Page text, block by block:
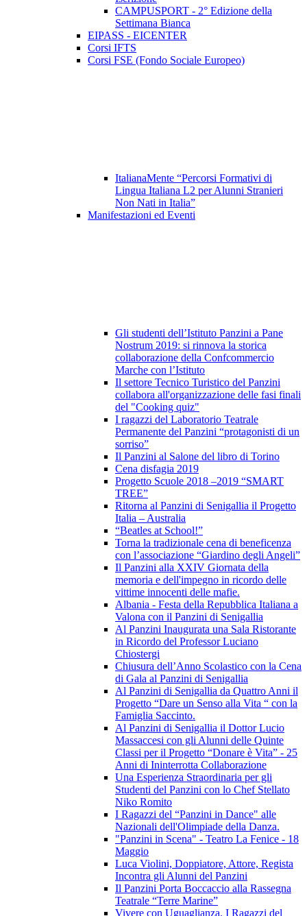
CAMPUSPORT - 2° Edizione della
Settimana Bianca
EIPASS - EICENTER
Corsi IFTS
Corsi FSE (Fondo Sociale Europeo)
ItalianaMente “Percorsi Formativi di
Lingua Italiana L2 per Alunni Stranieri
Non Nati in Italia”
Manifestazioni ed Eventi
Gli studenti dell’Istituto Panzini a Pane
Nostrum 2019: si rinnova la storica
collaborazione della Confcommercio
Marche con l’Istituto
Il settore Tecnico Turistico del Panzini
collabora all'organizzazione delle fasi finali
del "Cooking quiz"
I ragazzi del Laboratorio Teatrale
Permanente del Panzini “protagonisti di un
sorriso”
Il Panzini al Salone del libro di Torino
Cena disfagia 2019
Progetto Scuole 2018 –2019 “SMART
TREE”
Ritorna al Panzini di Senigallia il Progetto
Italia – Australia
“Beatles at School!”
Torna la tradizionale cena di beneficenza
con l’associazione “Giardino degli Angeli”
Il Panzini alla XXIV Giornata della
memoria e dell'impegno in ricordo delle
vittime innocenti delle mafie.
Albania - Festa della Repubblica Italiana a
Valona con il Panzini di Senigallia
Al Panzini Inaugurata una Sala Ristorante
in Ricordo del Professor Luciano
Chiostergi
Chiusura dell’Anno Scolastico con la Cena
di Gala al Panzini di Senigallia
Al Panzini di Senigallia da Quattro Anni il
Progetto “Dare un Senso alla Vita “ con la
Famiglia Saccinto.
Al Panzini di Senigallia il Dottor Lucio
Massaccesi con gli Alunni delle Quinte
Classi per il Progetto “Donare è Vita” - 25
Anni di Ininterrotta Collaborazione
Una Esperienza Straordinaria per gli
Studenti del Panzini con lo Chef Stellato
Niko Romito
I Ragazzi del “Panzini in Dance" alle
Nazionali dell'Olimpiade della Danza.
"Panzini in Scena" - Teatro La Fenice - 18
Maggio
Luca Violini, Doppiatore, Attore, Regista
Incontra gli Alunni del Panzini
Il Panzini Porta Boccaccio alla Rassegna
Teatrale “Terre Marine”
Vivere con Uguaglianza. I Ragazzi del